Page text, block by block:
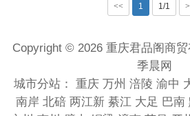
<< 1 1/1
Copyright © 2026 重庆君品阁商贸
季晨网
城市分站： 重庆 万州 涪陵 渝中
南岸 北碚 两江新 綦江 大足 巴南